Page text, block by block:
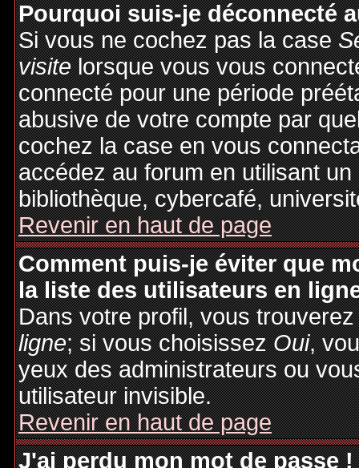
Pourquoi suis-je déconnecté
Si vous ne cochez pas la case
visitelorsque vous vous
connecté pour une période
abusive de votre compte par
cochez la case en vous
accédez au forum en utilisant
bibliothèque, cybercafé,
Revenir en haut de page
Comment puis-je éviter que
la liste des utilisateurs en
Dans votre profil, vous
ligne; si vous choisissezOui,
yeux des administrateurs ou
utilisateur invisible.
Revenir en haut de page
J'ai perdu mon mot de passe !